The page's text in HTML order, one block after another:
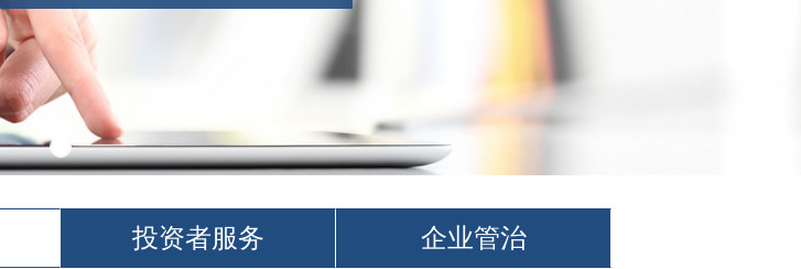
投资者服务 企业管治